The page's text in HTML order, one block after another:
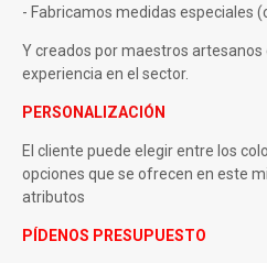
- Fabricamos medidas especiales
Y creados por maestros artesanos
experiencia en el sector.
PERSONALIZACIÓN
El cliente puede elegir entre los
opciones que se ofrecen en este
atributos
PÍDENOS PRESUPUESTO